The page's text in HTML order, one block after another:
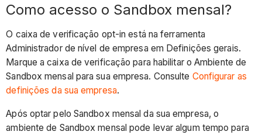
Como acesso o Sandbox mensal?
O caixa de verificação opt-in está na ferramenta
Administrador de nível de empresa em Definições gerais.
Marque a caixa de verificação para habilitar o Ambiente de
Sandbox mensal para sua empresa. Consulte Configurar as
definições da sua empresa.
Após optar pelo Sandbox mensal da sua empresa, o
ambiente de Sandbox mensal pode levar algum tempo para